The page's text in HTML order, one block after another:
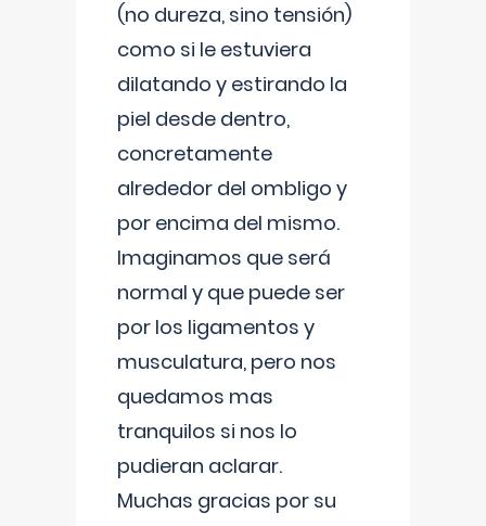
(no dureza, sino tensión)
como si le estuviera
dilatando y estirando la
piel desde dentro,
concretamente
alrededor del ombligo y
por encima del mismo.
Imaginamos que será
normal y que puede ser
por los ligamentos y
musculatura, pero nos
quedamos mas
tranquilos si nos lo
pudieran aclarar.
Muchas gracias por su